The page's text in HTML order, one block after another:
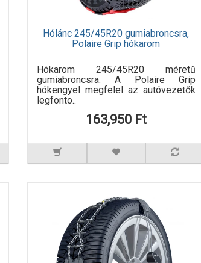
Hólánc 245/45R20 gumiabroncsra,
Polaire Grip hókarom
Hókarom 245/45R20 méretű
gumiabroncsra. A Polaire Grip
hókengyel megfelel az autóvezetők
legfonto..
163,950 Ft